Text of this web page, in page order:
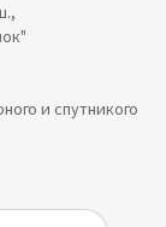
и спутникого